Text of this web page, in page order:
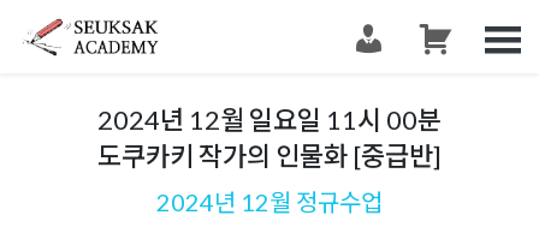
2024년 12월 일요일 11시 00분
도쿠카키 작가의 인물화 [중급반]
2024년 12월 정규수업